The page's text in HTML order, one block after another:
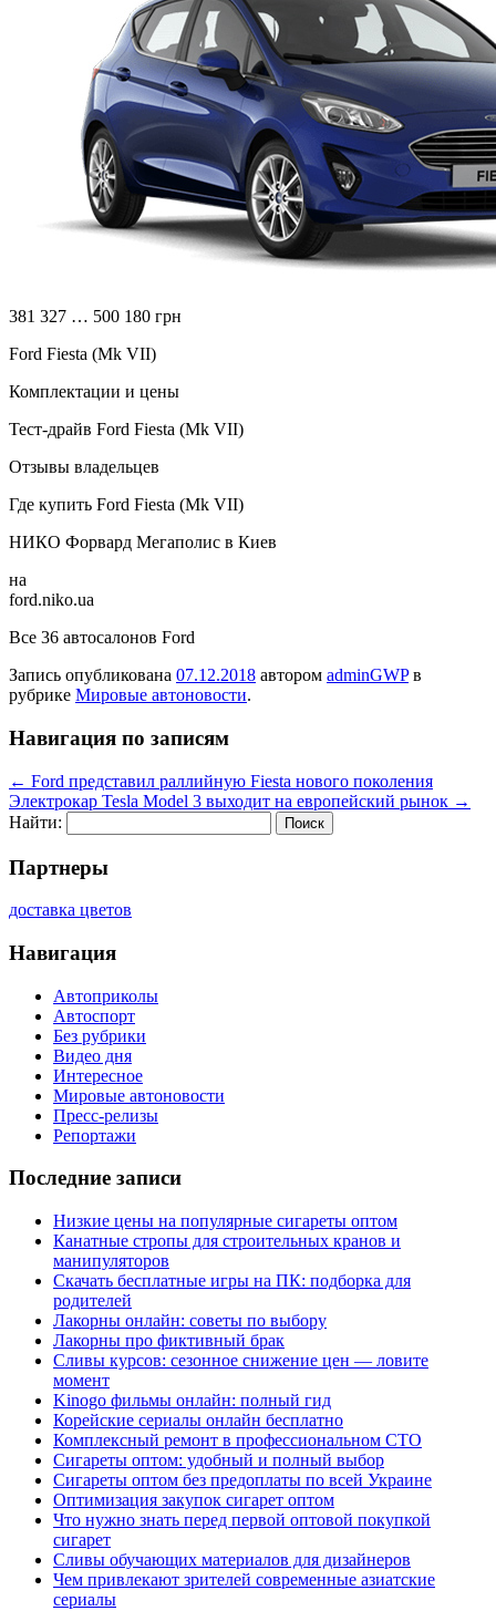
381 327 … 500 180 грн
Ford Fiesta (Mk VII)
Комплектации и цены
Тест-драйв Ford Fiesta (Mk VII)
Отзывы владельцев
Где купить Ford Fiesta (Mk VII)
НИКО Форвард Мегаполис в Киев
на
ford.niko.ua
Все 36 автосалонов Ford
Запись опубликована 07.12.2018 автором adminGWPв
рубрике Мировые автоновости.
Навигация по записям
← Ford представил раллийную Fiesta нового поколения
Электрокар Tesla Model 3 выходит на европейский рынок →
Найти:
Партнеры
доставка цветов
Навигация
Автоприколы
Автоспорт
Без рубрики
Видео дня
Интересное
Мировые автоновости
Пресс-релизы
Репортажи
Последние записи
Низкие цены на популярные сигареты оптом
Канатные стропы для строительных кранов и
манипуляторов
Скачать бесплатные игры на ПК: подборка для
родителей
Лакорны онлайн: советы по выбору
Лакорны про фиктивный брак
Сливы курсов: сезонное снижение цен — ловите
момент
Kinogo фильмы онлайн: полный гид
Корейские сериалы онлайн бесплатно
Комплексный ремонт в профессиональном СТО
Сигареты оптом: удобный и полный выбор
Сигареты оптом без предоплаты по всей Украине
Оптимизация закупок сигарет оптом
Что нужно знать перед первой оптовой покупкой
сигарет
Сливы обучающих материалов для дизайнеров
Чем привлекают зрителей современные азиатские
сериалы